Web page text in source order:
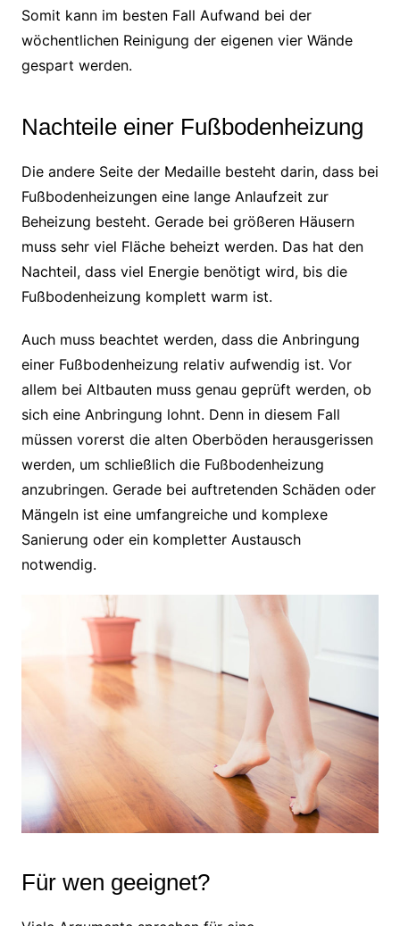
Somit kann im besten Fall Aufwand bei der
wöchentlichen Reinigung der eigenen vier Wände
gespart werden.
Nachteile einer Fußbodenheizung
Die andere Seite der Medaille besteht darin, dass bei
Fußbodenheizungen eine lange Anlaufzeit zur
Beheizung besteht. Gerade bei größeren Häusern
muss sehr viel Fläche beheizt werden. Das hat den
Nachteil, dass viel Energie benötigt wird, bis die
Fußbodenheizung komplett warm ist.
Auch muss beachtet werden, dass die Anbringung
einer Fußbodenheizung relativ aufwendig ist. Vor
allem bei Altbauten muss genau geprüft werden, ob
sich eine Anbringung lohnt. Denn in diesem Fall
müssen vorerst die alten Oberböden herausgerissen
werden, um schließlich die Fußbodenheizung
anzubringen. Gerade bei auftretenden Schäden oder
Mängeln ist eine umfangreiche und komplexe
Sanierung oder ein kompletter Austausch
notwendig.
Für wen geeignet?